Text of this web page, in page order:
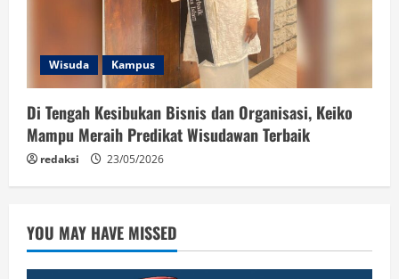
Wisuda Kampus
Di Tengah Kesibukan Bisnis dan Organisasi, Keiko
Mampu Meraih Predikat Wisudawan Terbaik
redaksi 23/05/2026
YOU MAY HAVE MISSED